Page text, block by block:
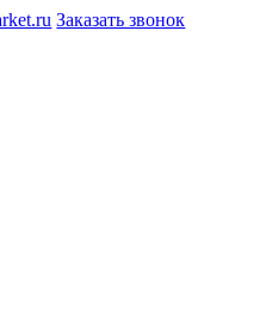
Заказать звонок